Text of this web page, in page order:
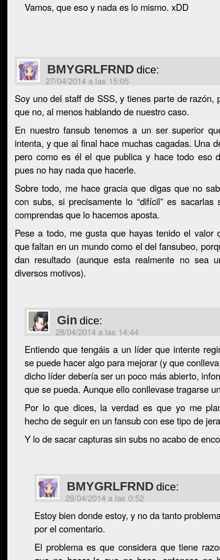
Vamos, que eso y nada es lo mismo. xDD
BMYGRLFRND dice:
27/04/2014 a las 15:05
Soy uno del staff de SSS, y tienes parte de razón,
que no, al menos hablando de nuestro caso.
En nuestro fansub tenemos a un ser superior
intenta, y que al final hace muchas cagadas. Una
pero como es él el que publica y hace todo eso
pues no hay nada que hacerle.
Sobre todo, me hace gracia que digas que no
con subs, si precisamente lo “difícil” es sacarlas
comprendas que lo hacemos aposta.
Pese a todo, me gusta que hayas tenido el valor
que faltan en un mundo como el del fansubeo,
dan resultado (aunque esta realmente no sea
diversos motivos).
Gin dice:
28/04/2014 a las 14:44
Entiendo que tengáis a un líder que intente
se puede hacer algo para mejorar (y que
dicho líder debería ser un poco más abierto,
que se pueda. Aunque ello conllevase tragarse
Por lo que dices, la verdad es que yo me
hecho de seguir en un fansub con ese tipo de
Y lo de sacar capturas sin subs no acabo de
BMYGRLFRND dice:
29/04/2014 a las 0:52
Estoy bien donde estoy, y no da tanto
por el comentario.
El problema es que considera que tiene